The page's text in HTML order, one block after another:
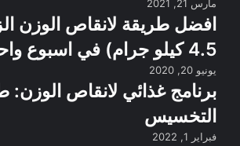
مارس 21, 2021
افضل طريقة لانقاص الوزن
4.5 كيلو جرام) في اسبوع واحد فقط
يونيو 20, 2020
برنامج غذائي لانقاص الوزن:
التخسيس
فبراير 1, 2022